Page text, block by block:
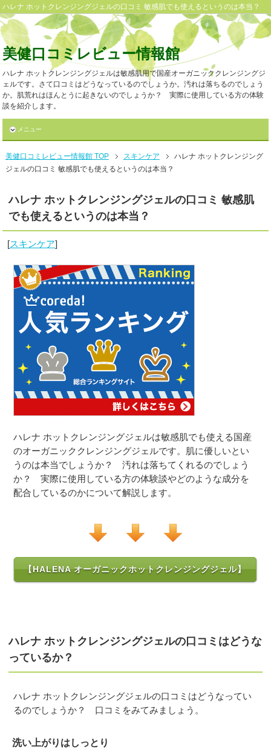
ハレナ ホットクレンジングジェルの口コミ 敏感肌でも使えるというのは本当？
美健口コミレビュー情報館
ハレナ ホットクレンジングジェルは敏感肌用で国産オーガニッククレンジングジ
ェルです。さて口コミはどうなっているのでしょうか。汚れは落ちるのでしょう
か。肌荒れはほんとうに起きないのでしょうか？ 実際に使用している方の体験
談を紹介します。
メニュー
美健口コミレビュー情報館 TOP スキンケア
ハレナ ホットクレンジング
ジェルの口コミ 敏感肌でも使えるというのは本当？
ハレナ ホットクレンジングジェルの口コミ 敏感肌
でも使えるというのは本当？
[スキンケア]
ハレナ ホットクレンジングジェルは敏感肌でも使える国産
のオーガニッククレンジングジェルです。肌に優しいとい
うのは本当でしょうか？ 汚れは落ちてくれるのでしょう
か？ 実際に使用している方の体験談やどのような成分を
配合しているのかについて解説します。
【HALENA オーガニックホットクレンジングジェル】
ハレナ ホットクレンジングジェルの口コミはどうな
っているか？
ハレナ ホットクレンジングジェルの口コミはどうなってい
るのでしょうか？ 口コミをみてみましょう。
洗い上がりはしっとり